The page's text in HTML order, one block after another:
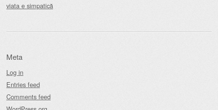
viata e simpatică
Meta
Log in
Entries feed
Comments feed